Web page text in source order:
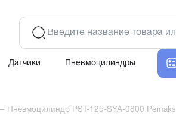
Датчики Пневмоцилиндры
Пневмоцилиндр PST-125-SYA-0800 Pemaks